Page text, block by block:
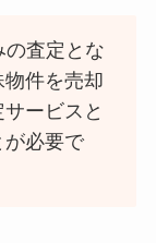
の査定とな
件を売却
ービスと
が必要で